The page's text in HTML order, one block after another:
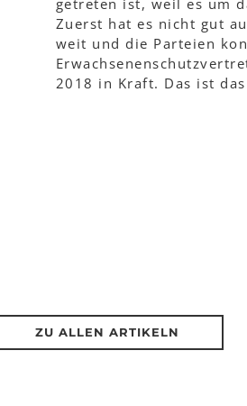
getreten ist, weil es um
Zuerst hat es nicht gut
weit und die Parteien
2018 in Kraft. Das ist
ZU ALLEN ARTIKELN